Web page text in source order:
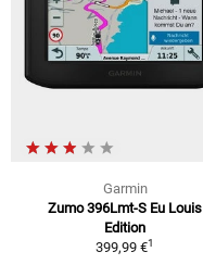
Garmin
Zumo 396Lmt-S Eu Louis
Edition
399,99 €1